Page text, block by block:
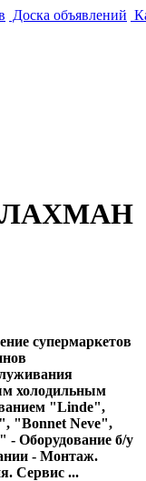
Доска объявлений
супермаркетов
холодильным
"Linde",
"Bonnet Neve",
- Оборудование б/у
- Монтаж.
Сервис ...